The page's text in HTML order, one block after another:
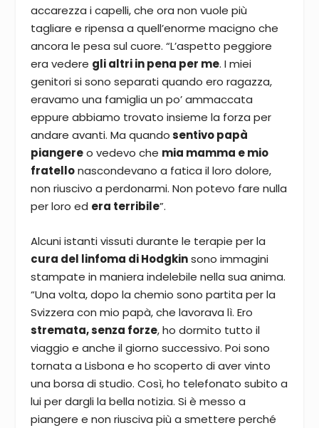
accarezza i capelli, che ora non vuole più
tagliare e ripensa a quell’enorme macigno che
ancora le pesa sul cuore. “L’aspetto peggiore
era vedere gli altri in pena per me. I miei
genitori si sono separati quando ero ragazza,
eravamo una famiglia un po’ ammaccata
eppure abbiamo trovato insieme la forza per
andare avanti. Ma quandosentivo papà
piangereo vedevo che mia mamma e mio
fratellonascondevano a fatica il loro dolore,
non riuscivo a perdonarmi. Non potevo fare nulla
per loro ed era terribile”.
Alcuni istanti vissuti durante le terapie per la
cura del linfoma di Hodgkinsono immagini
stampate in maniera indelebile nella sua anima.
“Una volta, dopo la chemio sono partita per la
Svizzera con mio papà, che lavorava lì. Ero
stremata, senza forze, ho dormito tutto il
viaggio e anche il giorno successivo. Poi sono
tornata a Lisbona e ho scoperto di aver vinto
una borsa di studio. Così, ho telefonato subito a
lui per dargli la bella notizia. Si è messo a
piangere e non riusciva più a smettere perché